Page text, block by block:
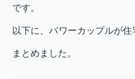
です。
以下に、パワーカップルが
まとめました。